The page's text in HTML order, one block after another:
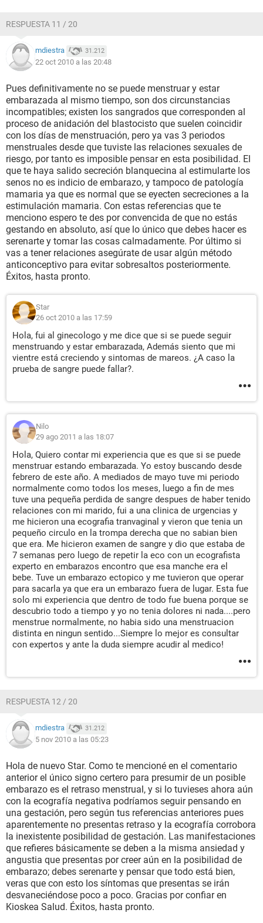
RESPUESTA 11 / 20
mdiestra 31.212
22 oct 2010 a las 20:48
Pues definitivamente no se puede menstruar y estar
embarazada al mismo tiempo, son dos circunstancias
incompatibles; existen los sangrados que corresponden al
proceso de anidación del blastocisto que suelen coincidir
con los días de menstruación, pero ya vas 3 periodos
menstruales desde que tuviste las relaciones sexuales de
riesgo, por tanto es imposible pensar en esta posibilidad. El
que te haya salido secreción blanquecina al estimularte los
senos no es indicio de embarazo, y tampoco de patología
mamaria ya que es normal que se eyecten secreciones a la
estimulación mamaria. Con estas referencias que te
menciono espero te des por convencida de que no estás
gestando en absoluto, así que lo único que debes hacer es
serenarte y tomar las cosas calmadamente. Por último si
vas a tener relaciones asegúrate de usar algún método
anticonceptivo para evitar sobresaltos posteriormente.
Éxitos, hasta pronto.
Star
26 oct 2010 a las 17:59
Hola, fui al ginecologo y me dice que si se puede seguir
menstruando y estar embarazada, Además siento que mi
vientre está creciendo y sintomas de mareos. ¿A caso la
prueba de sangre puede fallar?.
Nilo
29 ago 2011 a las 18:07
Hola, Quiero contar mi experiencia que es que si se puede
menstruar estando embarazada. Yo estoy buscando desde
febrero de este año. A mediados de mayo tuve mi periodo
normalmente como todos los meses, luego a fin de mes
tuve una pequeña perdida de sangre despues de haber tenido
relaciones con mi marido, fui a una clinica de urgencias y
me hicieron una ecografia tranvaginal y vieron que tenia un
pequeño circulo en la trompa derecha que no sabian bien
que era. Me hicieron examen de sangre y dio que estaba de
7 semanas pero luego de repetir la eco con un ecografista
experto en embarazos encontro que esa manche era el
bebe. Tuve un embarazo ectopico y me tuvieron que operar
para sacarla ya que era un embarazo fuera de lugar. Esta fue
solo mi experiencia que dentro de todo fue buena porque se
descubrio todo a tiempo y yo no tenia dolores ni nada....pero
menstrue normalmente, no habia sido una menstruacion
distinta en ningun sentido...Siempre lo mejor es consultar
con expertos y ante la duda siempre acudir al medico!
RESPUESTA 12 / 20
mdiestra 31.212
5 nov 2010 a las 05:23
Hola de nuevo Star. Como te mencioné en el comentario
anterior el único signo certero para presumir de un posible
embarazo es el retraso menstrual, y si lo tuvieses ahora aún
con la ecografía negativa podríamos seguir pensando en
una gestación, pero según tus referencias anteriores pues
aparentemente no presentas retraso y la ecografía corrobora
la inexistente posibilidad de gestación. Las manifestaciones
que refieres básicamente se deben a la misma ansiedad y
angustia que presentas por creer aún en la posibilidad de
embarazo; debes serenarte y pensar que todo está bien,
veras que con esto los síntomas que presentas se irán
desvaneciéndose poco a poco. Gracias por confiar en
Kioskea Salud. Éxitos, hasta pronto.